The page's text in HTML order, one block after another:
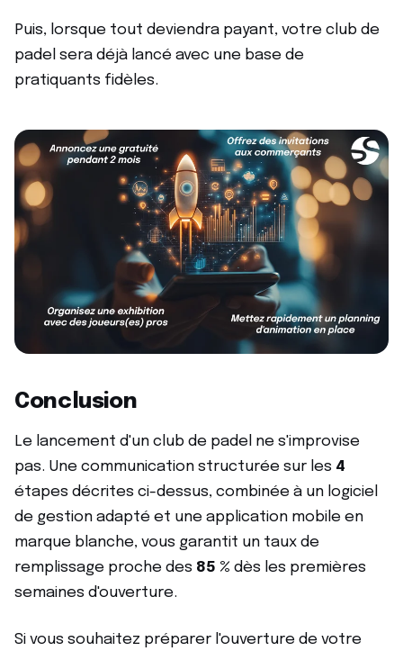
Puis, lorsque tout deviendra payant, votre club de
padel sera déjà lancé avec une base de
pratiquants fidèles.
Conclusion
Le lancement d'un club de padel ne s'improvise
pas. Une communication structurée sur les 4
étapes décrites ci-dessus, combinée à un logiciel
de gestion adapté et une application mobile en
marque blanche, vous garantit un taux de
remplissage proche des 85 % dès les premières
semaines d'ouverture.
Si vous souhaitez préparer l'ouverture de votre